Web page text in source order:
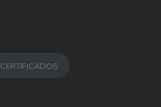
CERTIFICADOS